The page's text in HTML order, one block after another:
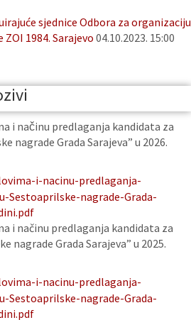
sjednice Odbora za organizaciju
1984. Sarajevo 04.10.2023. 15:00
i načinu predlaganja kandidata za
nagrade Grada Sarajeva” u 2026.
i-nacinu-predlaganja-
Sestoaprilske-nagrade-Grada-
i načinu predlaganja kandidata za
nagrade Grada Sarajeva” u 2025.
i-nacinu-predlaganja-
Sestoaprilske-nagrade-Grada-